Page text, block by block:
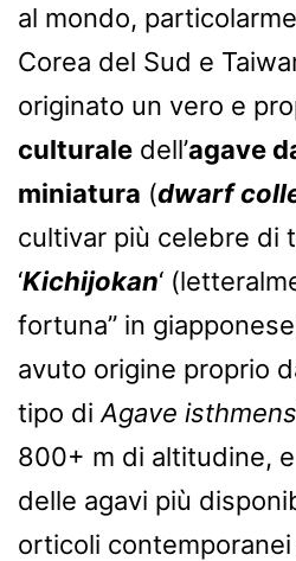
al mondo,
Corea del Sud e
originato un vero e
culturale dell’agave
miniatura (dwarf
cultivar più celebre di
‘Kichijokan‘
fortuna” in
avuto origine proprio
tipo di Agave
800+ m di altitudine,
delle agavi più
orticoli